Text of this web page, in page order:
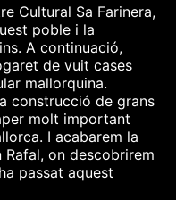
Cultural Sa Farinera,
poble i la
A continuació,
de vuit cases
mallorquina.
construcció de grans
molt important
I acabarem la
on descobrirem
passat aquest